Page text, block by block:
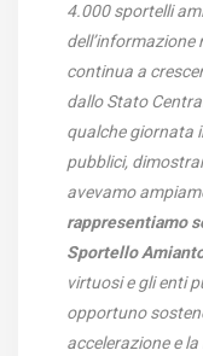
4.000 sportelli
continua a
dallo Stato
qualche giornata
pubblici,
avevamo
rappresentiamo
Sportello
virtuosi e gli enti
opportuno
accelerazione e